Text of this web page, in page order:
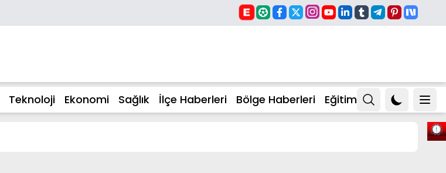
Teknoloji Ekonomi Sağlık İlçe Haberleri Bölge Haberleri Eğitim